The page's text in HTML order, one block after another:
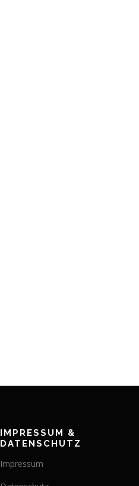
IMPRESSUM &
DATENSCHUTZ
Impressum